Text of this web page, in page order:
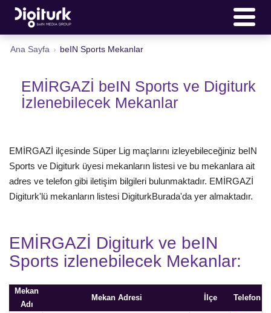
Ana Sayfa › beIN Sports Mekanlar
EMİRGAZİ beIN Sports ve Digiturk
İzlenebilecek Mekanlar
EMİRGAZİ ilçesinde Süper Lig maçlarını izleyebileceğiniz beIN
Sports ve Digiturk üyesi mekanların listesi ve bu mekanlara ait
adres ve telefon gibi iletişim bilgileri bulunmaktadır. EMİRGAZİ
Digiturk'lü mekanların listesi DigiturkBurada'da yer almaktadır.
EMİRGAZİ Digiturk ve beIN
Sports izlenebilecek Mekanlar:
Mekan
Adı
Mekan Adresi İlçe Telefon